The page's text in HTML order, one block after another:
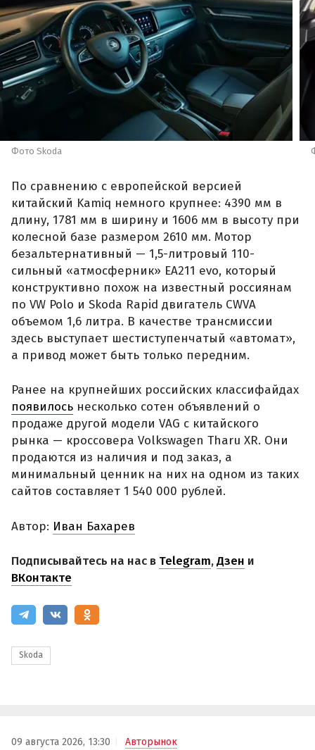
Фото Skoda
По сравнению с европейской версией
китайский Kamiq немного крупнее: 4390 мм в
длину, 1781 мм в ширину и 1606 мм в высоту при
колесной базе размером 2610 мм. Мотор
безальтернативный — 1,5-литровый 110-
сильный «атмосферник» ЕА211 evo, который
конструктивно похож на известный россиянам
по VW Polo и Skoda Rapid двигатель CWVA
объемом 1,6 литра. В качестве трансмиссии
здесь выступает шестиступенчатый «автомат»,
а привод может быть только передним.
Ранее на крупнейших российских классифайдах
появилось несколько сотен объявлений о
продаже другой модели VAG с китайского
рынка — кроссовера Volkswagen Tharu XR. Они
продаются из наличия и под заказ, а
минимальный ценник на них на одном из таких
сайтов составляет 1 540 000 рублей.
Автор: Иван Бахарев
Подписывайтесь на нас в Telegram,Дзен и
ВКонтакте
Skoda
09 августа 2026, 13:30 Авторынок